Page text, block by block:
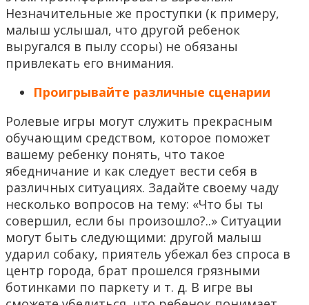
Незначительные же проступки (к примеру,
малыш услышал, что другой ребенок
выругался в пылу ссоры) не обязаны
привлекать его внимания.
Проигрывайте различные сценарии
Ролевые игры могут служить прекрасным
обучающим средством, которое поможет
вашему ребенку понять, что такое
ябедничание и как следует вести себя в
различных ситуациях. Задайте своему чаду
несколько вопросов на тему: «Что бы ты
совершил, если бы произошло?..» Ситуации
могут быть следующими: другой малыш
ударил собаку, приятель убежал без спроса в
центр города, брат прошелся грязными
ботинками по паркету и т. д. В игре вы